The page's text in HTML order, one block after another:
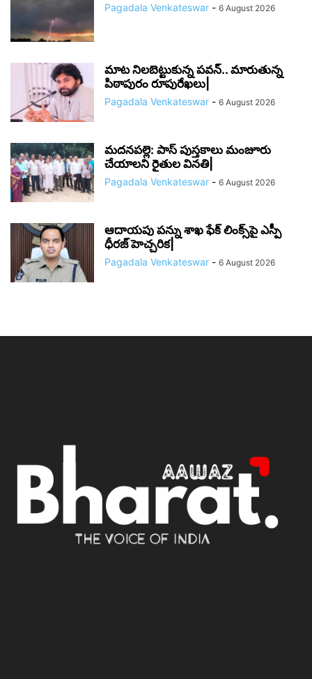
Pagadala Venkateswar - 6 August 2026
మాట నిలబెట్టుకున్న పవన్.. మారుతున్న
పిఠాపురం రూపురేఖలు|
Pagadala Venkateswar - 6 August 2026
మదనపల్లె: పాస్‌ పుస్తకాలు మంజూరు
చేయాలని రైతుల వినతి|
Pagadala Venkateswar - 6 August 2026
ఆదాయపు పన్ను శాఖ ఫేక్ లింక్స్‌పై ఎస్పీ
ధీరజ్ హెచ్చరిక|
Pagadala Venkateswar - 6 August 2026